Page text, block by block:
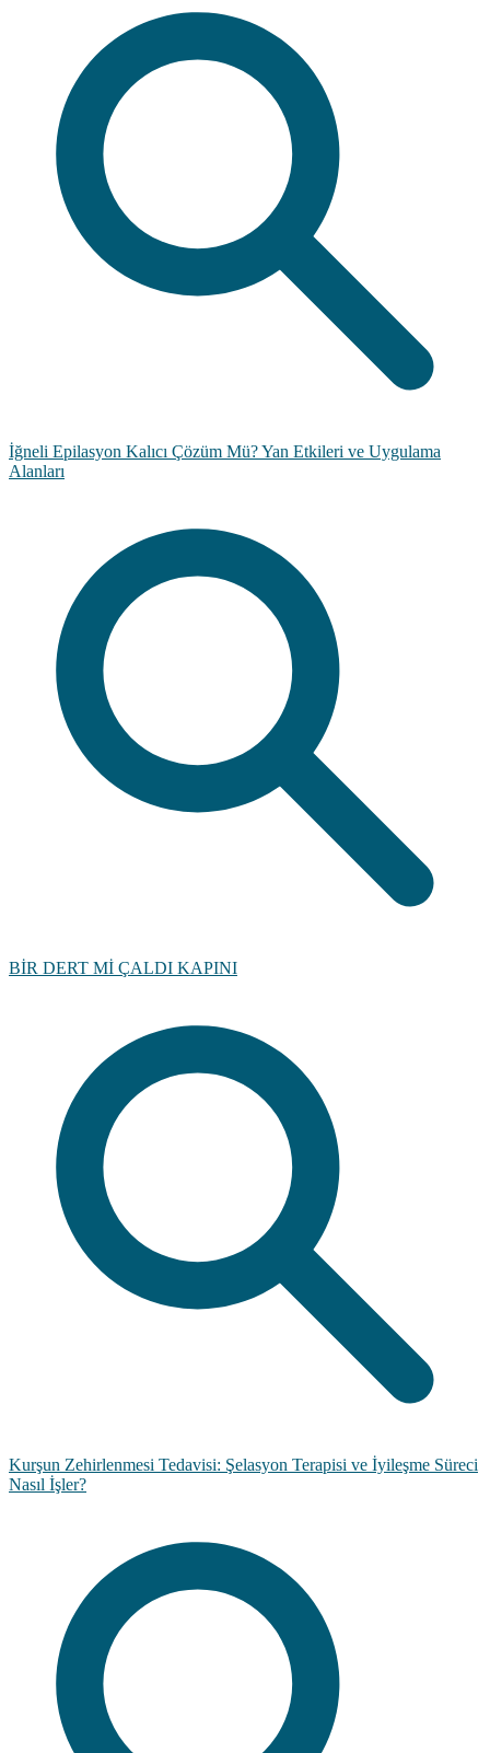
İğneli Epilasyon Kalıcı Çözüm Mü? Yan Etkileri ve Uygulama
Alanları
BİR DERT Mİ ÇALDI KAPINI
Kurşun Zehirlenmesi Tedavisi: Şelasyon Terapisi ve İyileşme Süreci
Nasıl İşler?